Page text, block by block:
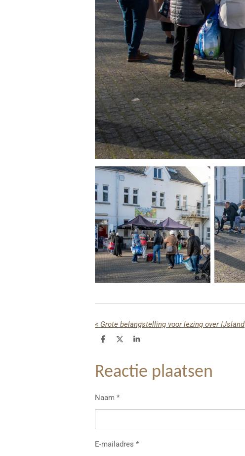
« Grote belangstelling voor lezing over IJsland
D
e
n
D
S
r
e
Reactie plaatsen
Naam *
E-mailadres *